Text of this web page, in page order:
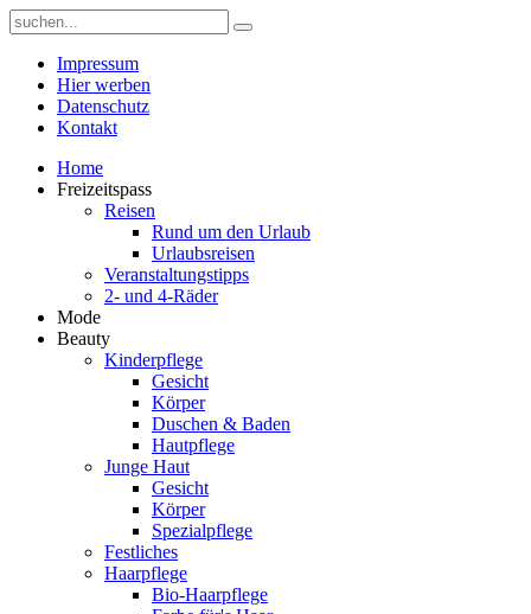
Impressum
Hier werben
Datenschutz
Kontakt
Home
Freizeitspass
Reisen
Rund um den Urlaub
Urlaubsreisen
Veranstaltungstipps
2- und 4-Räder
Mode
Beauty
Kinderpflege
Gesicht
Körper
Duschen & Baden
Hautpflege
Junge Haut
Gesicht
Körper
Spezialpflege
Festliches
Haarpflege
Bio-Haarpflege